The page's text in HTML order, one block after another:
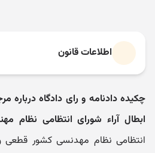
اطلاعات قانون
چکیده دادنامه و رای دادگاه
ابطال آراء شورای انتظامی نظام
انتظامی نظام مهدنسی کشور قطعی و